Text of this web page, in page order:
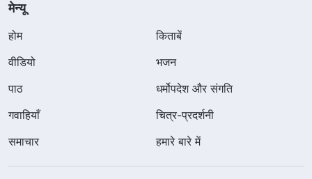
मेन्यू
होम
किताबें
वीडियो
भजन
पाठ
धर्मोपदेश और संगति
गवाहियाँ
चित्र-प्रदर्शनी
समाचार
हमारे बारे में